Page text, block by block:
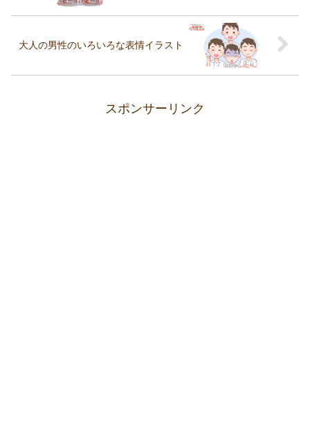
大人の男性のいろいろな表情イラスト
スポンサーリンク